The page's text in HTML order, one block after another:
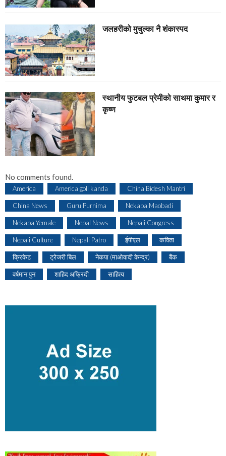
जलहरीको मुचुल्का नै शंंकास्पद
स्थानीय फुटबल प्रेमीको साथमा कुमार र
कृष्ण
No comments found.
America America goli kanda China Bidesh Mantri
China News Guru Purnima Nekapa Maobadi
Nekapa Yemale Nepal News Nepali Congress
Nepali Culture Nepali Patro ईपीएल कविता
क्रिकेट ट्रेजरी बिल नेकपा (माओवादी केन्द्र) बैंक
वर्षमान पुन शाहिद अफ्रिदी साहित्य